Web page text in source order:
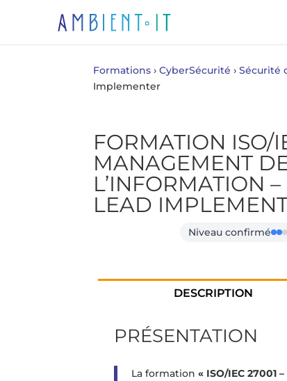
Formations ›CyberSécurité ›Sécurité
Implementer
FORMATION ISO/
MANAGEMENT
L’INFORMATION –
LEAD
Niveau confirmé
DESCRIPTION
PRÉSENTATION
La formation« ISO/IEC 27001